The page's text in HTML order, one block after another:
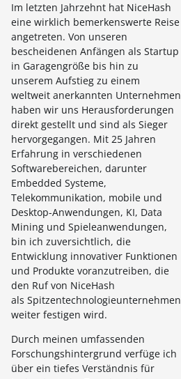
Im letzten Jahrzehnt hat NiceHash
eine wirklich bemerkenswerte Reise
angetreten. Von unseren
bescheidenen Anfängen als Startup
in Garagengröße bis hin zu
unserem Aufstieg zu einem
weltweit anerkannten Unternehmen
haben wir uns Herausforderungen
direkt gestellt und sind als Sieger
hervorgegangen. Mit 25 Jahren
Erfahrung in verschiedenen
Softwarebereichen, darunter
Embedded Systeme,
Telekommunikation, mobile und
Desktop-Anwendungen, KI, Data
Mining und Spieleanwendungen,
bin ich zuversichtlich, die
Entwicklung innovativer Funktionen
und Produkte voranzutreiben, die
den Ruf von NiceHash
als Spitzentechnologieunternehmen
weiter festigen wird.
Durch meinen umfassenden
Forschungshintergrund verfüge ich
über ein tiefes Verständnis für